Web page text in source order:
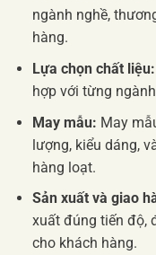
ngành nghề,
hàng.
Lựa chọn chất liệu:
hợp với từng
May mẫu: May
lượng, kiểu dáng,
hàng loạt.
Sản xuất và giao
xuất đúng tiến độ,
cho khách hàng.